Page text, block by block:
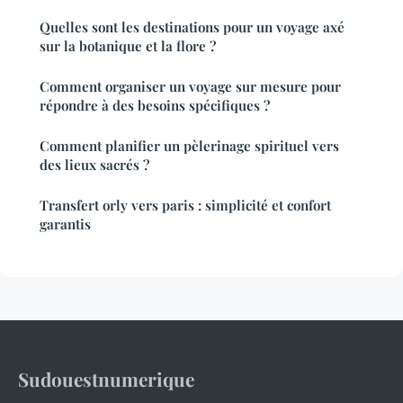
Quelles sont les destinations pour un voyage axé
sur la botanique et la flore ?
Comment organiser un voyage sur mesure pour
répondre à des besoins spécifiques ?
Comment planifier un pèlerinage spirituel vers
des lieux sacrés ?
Transfert orly vers paris : simplicité et confort
garantis
Sudouestnumerique